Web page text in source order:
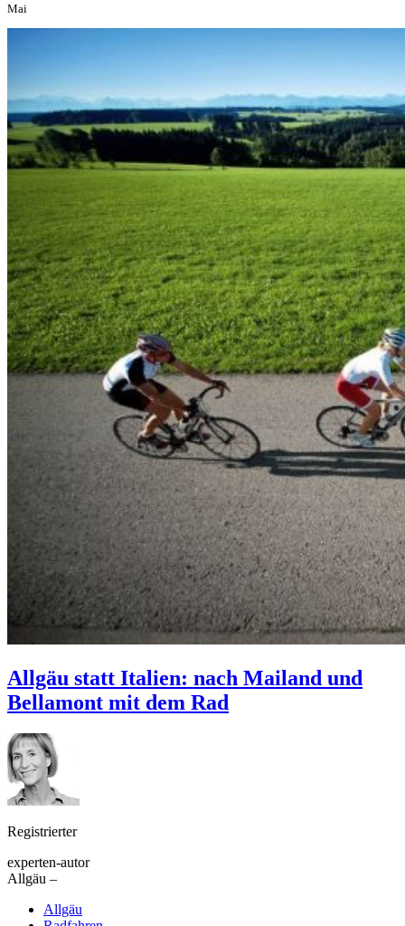
Mai
Allgäu statt Italien: nach Mailand und
Bellamont mit dem Rad
Registrierter
experten-autor
Allgäu –
Allgäu